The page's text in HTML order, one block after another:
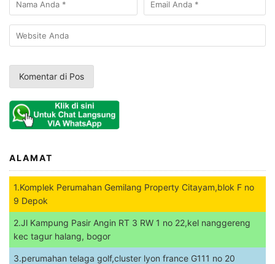
ALAMAT
1.Komplek Perumahan Gemilang Property Citayam,blok F no
9 Depok
2.Jl Kampung Pasir Angin RT 3 RW 1 no 22,kel nanggereng
kec tagur halang, bogor
3.perumahan telaga golf,cluster lyon france G111 no 20